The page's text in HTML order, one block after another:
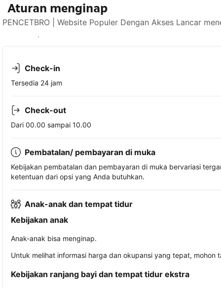
Aturan menginap
PENCETBRO | Website Populer Dengan Akses Lancar
Lihat ketersediaan
Check-in
Tersedia 24 jam
Check-out
Dari 00.00 sampai 10.00
Pembatalan/ pembayaran di muka
Kebijakan pembatalan dan pembayaran di muka bervariasi
ketentuan dari opsi yang Anda butuhkan.
Anak-anak dan tempat tidur
Kebijakan anak
Anak-anak bisa menginap.
Untuk melihat informasi harga dan okupansi yang tepat,
Kebijakan ranjang bayi dan tempat tidur ekstra